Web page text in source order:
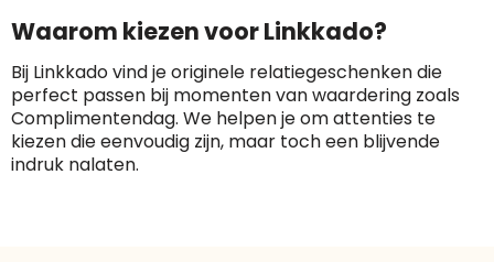
Waarom kiezen voor Linkkado?
Bij Linkkado vind je originele relatiegeschenken die
perfect passen bij momenten van waardering zoals
Complimentendag. We helpen je om attenties te
kiezen die eenvoudig zijn, maar toch een blijvende
indruk nalaten.